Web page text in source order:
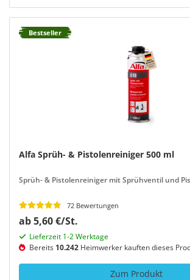
Bestseller
Alfa Sprüh- & Pistolenreiniger 500 ml
Sprüh- & Pistolenreiniger mit Sprühventil und
72 Bewertungen
ab 5,60 €/St.
Lieferzeit 1-2 Werktage
Bereits 10.242 Heimwerker kauften dieses
Zum Produkt